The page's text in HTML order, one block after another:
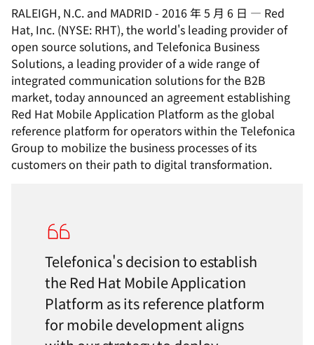
RALEIGH, N.C. and MADRID - 2016 年 5 月 6 日 — Red
Hat, Inc. (NYSE: RHT), the world's leading provider of
open source solutions, and Telefonica Business
Solutions, a leading provider of a wide range of
integrated communication solutions for the B2B
market, today announced an agreement establishing
Red Hat Mobile Application Platform as the global
reference platform for operators within the Telefonica
Group to mobilize the business processes of its
customers on their path to digital transformation.
Telefonica's decision to establish
the Red Hat Mobile Application
Platform as its reference platform
for mobile development aligns